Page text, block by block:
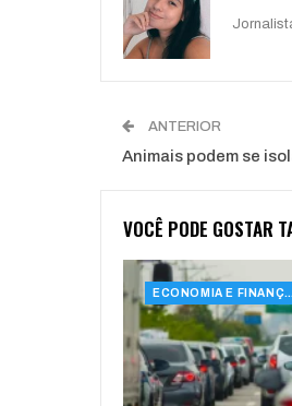
ANTERIOR
Animais podem se
VOCÊ PODE GOSTAR
ECONOMIA E FINANÇAS